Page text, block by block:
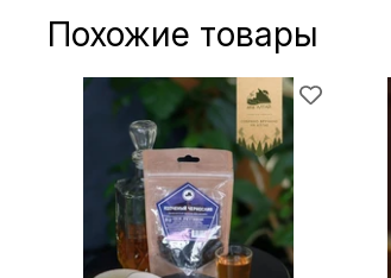
Похожие товары